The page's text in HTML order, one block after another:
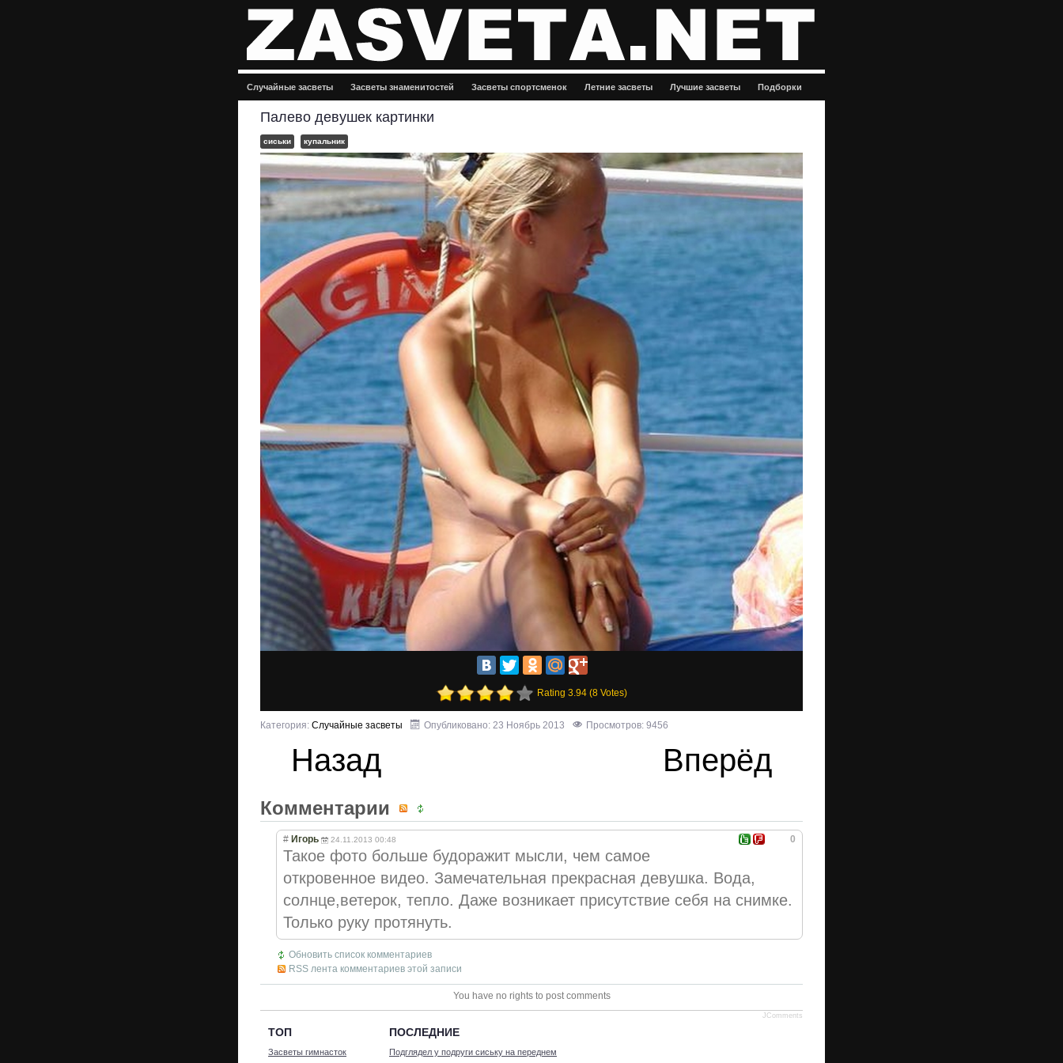
Случайные засветы Засветы знаменитостей Засветы спортсменок Летние засветы Лучшие засветы Подборки
Палево девушек картинки
сиськи купальник
Rating 3.94 (8 Votes)
Категория: Случайные засветы Опубликовано: 23 Ноябрь 2013 Просмотров: 9456
Назад Вперёд
Комментарии
0
# Игорь 24.11.2013 00:48
Такое фото больше будоражит мысли, чем самое
откровенное видео. Замечательная прекрасная девушка. Вода,
солнце,ветерок, тепло. Даже возникает присутствие себя на снимке.
Только руку протянуть.
Обновить список комментариев
RSS лента комментариев этой записи
You have no rights to post comments
JComments
ТОП
Засветы гимнасток
ПОСЛЕДНИЕ
Подглядел у подруги сиську на переднем